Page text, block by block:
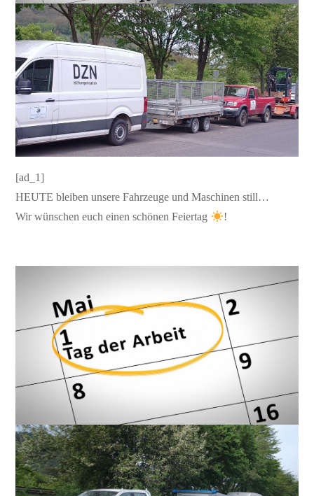
[ad_1]
HEUTE bleiben unsere Fahrzeuge und Maschinen still…
Wir wünschen euch einen schönen Feiertag
!